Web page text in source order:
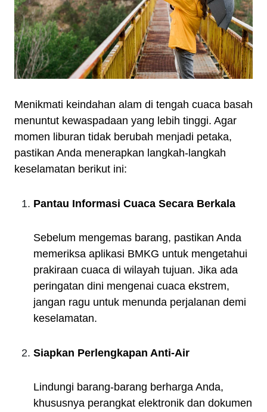
Menikmati keindahan alam di tengah cuaca basah
menuntut kewaspadaan yang lebih tinggi. Agar
momen liburan tidak berubah menjadi petaka,
pastikan Anda menerapkan langkah-langkah
keselamatan berikut ini:
Pantau Informasi Cuaca Secara Berkala
Sebelum mengemas barang, pastikan Anda
memeriksa aplikasi BMKG untuk mengetahui
prakiraan cuaca di wilayah tujuan. Jika ada
peringatan dini mengenai cuaca ekstrem,
jangan ragu untuk menunda perjalanan demi
keselamatan.
Siapkan Perlengkapan Anti-Air
Lindungi barang-barang berharga Anda,
khususnya perangkat elektronik dan dokumen